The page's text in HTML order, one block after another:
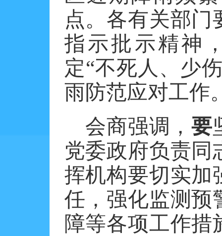
点。各有关部
指示批示精神
定“不死人、少
雨防范应对工作
会商强调，要
党委政府负责同
挥机构要切实加
任，强化监测预
障等各项工作措